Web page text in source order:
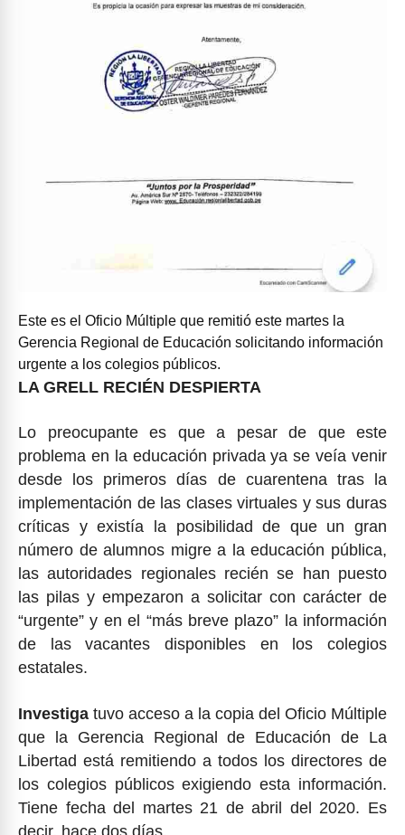
Este es el Oficio Múltiple que remitió este martes la
Gerencia Regional de Educación solicitando información
urgente a los colegios públicos.
LA GRELL RECIÉN DESPIERTA
Lo preocupante es que a pesar de que este
problema en la educación privada ya se veía venir
desde los primeros días de cuarentena tras la
implementación de las clases virtuales y sus duras
críticas y existía la posibilidad de que un gran
número de alumnos migre a la educación pública,
las autoridades regionales recién se han puesto
las pilas y empezaron a solicitar con carácter de
“urgente” y en el “más breve plazo” la información
de las vacantes disponibles en los colegios
estatales.
Investiga tuvo acceso a la copia del Oficio Múltiple
que la Gerencia Regional de Educación de La
Libertad está remitiendo a todos los directores de
los colegios públicos exigiendo esta información.
Tiene fecha del martes 21 de abril del 2020. Es
decir, hace dos días.